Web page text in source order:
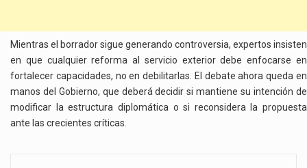
Mientras el borrador sigue generando controversia, expertos insisten
en que cualquier reforma al servicio exterior debe enfocarse en
fortalecer capacidades, no en debilitarlas. El debate ahora queda en
manos del Gobierno, que deberá decidir si mantiene su intención de
modificar la estructura diplomática o si reconsidera la propuesta
ante las crecientes críticas.